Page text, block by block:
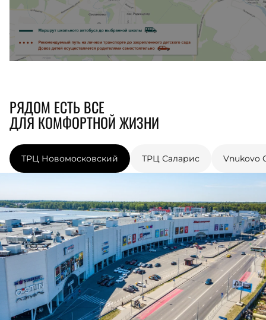
РЯДОМ ЕСТЬ ВСЕ
ДЛЯ КОМФОРТНОЙ ЖИЗНИ
ТРЦ Новомосковский ТРЦ Саларис Vnukovo